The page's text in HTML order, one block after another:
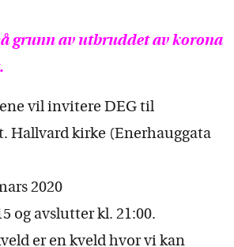
grunn av utbruddet av korona
vil invitere DEG til
Hallvard kirke (Enerhauggata
2020
og avslutter kl. 21:00.
er en kveld hvor vi kan